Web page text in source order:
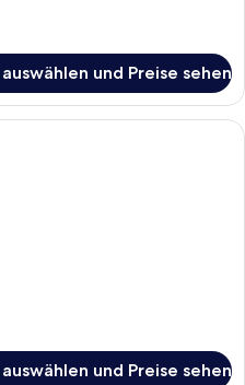
und Preise sehen
Ein modernes Hotelzimmer mit
und Preise sehen